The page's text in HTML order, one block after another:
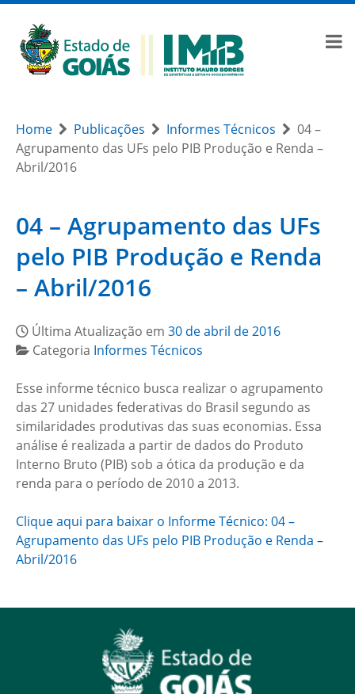
Home Publicações Informes Técnicos
04 –
Agrupamento das UFs pelo PIB Produção e Renda –
Abril/2016
04 – Agrupamento das UFs
pelo PIB Produção e Renda
– Abril/2016
Última Atualização em 30 de abril de 2016
Categoria Informes Técnicos
Esse informe técnico busca realizar o agrupamento
das 27 unidades federativas do Brasil segundo as
similaridades produtivas das suas economias. Essa
análise é realizada a partir de dados do Produto
Interno Bruto (PIB) sob a ótica da produção e da
renda para o período de 2010 a 2013.
Clique aqui para baixar o Informe Técnico: 04 –
Agrupamento das UFs pelo PIB Produção e Renda –
Abril/2016